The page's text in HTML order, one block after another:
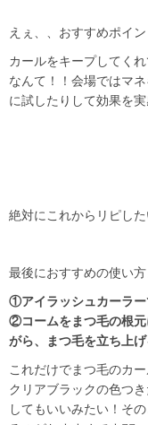
えぇ、、おすすめポイ
カールをキープしてく
なんて！！会場ではマ
に試したりして効果を実
絶対にこれからリピした
最後におすすめの使い
①アイラッシュカーラ
②コームをまつ毛の根元
がら、まつ毛を立ち上
これだけでまつ毛のカ
クリアブラックの色つ
してもいいみたい！そ